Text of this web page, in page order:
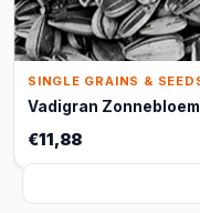
SINGLE GRAINS &
Vadigran
€11,88